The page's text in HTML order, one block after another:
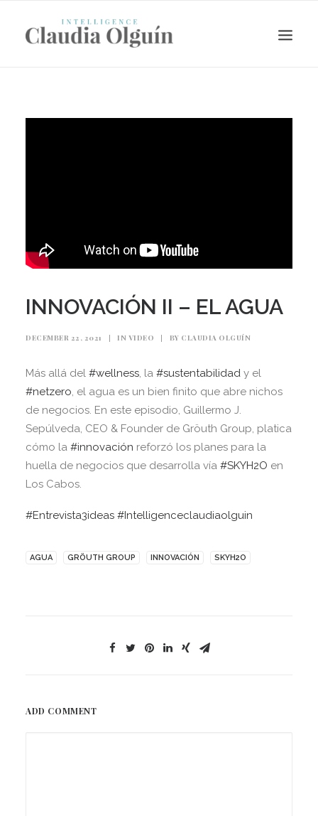
Search
INNOVACIÓN II – EL AGUA
DECEMBER 22, 2021 | IN VIDEO | BY CLAUDIA OLGUÍN
Más allá del #wellness , la #sustentabilidad y el
#netzero , el agua es un bien finito que abre nichos
de negocios. En este episodio, Guillermo J.
Sepúlveda, CEO & Founder de Gröuth Group, platica
cómo la #innovación reforzó los planes para la
huella de negocios que desarrolla vía #SKYH2O en
Los Cabos.
#Entrevista3ideas #Intelligenceclaudiaolguin
AGUA GRÖUTH GROUP INNOVACIÓN SKYH2O
ADD COMMENT